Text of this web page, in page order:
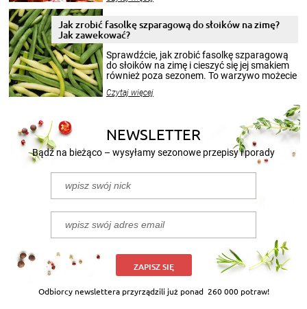
pełni poczuć atmosferę cieplejszych
miesięcy. Przygotowanie słoików ze
smakowitą zawartością musi obejmować
patenty, które pozwolą zachować świeżość
przetworów.
Jak zrobić fasolkę szparagową do słoików na zimę?
Jak zawekować?
Sprawdźcie, jak zrobić fasolkę szparagową
do słoików na zimę i cieszyć się jej smakiem
również poza sezonem. To warzywo możecie
nasze propozycje!
Czytaj więcej
NEWSLETTER
Bądź na bieżąco – wysyłamy sezonowe przepisy i porady
ZAPISZ SIĘ
Odbiorcy newslettera przyrządzili już ponad 260 000 potraw!